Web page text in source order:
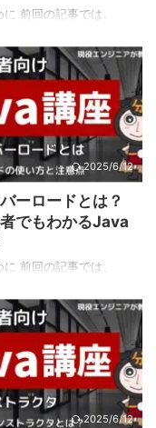
に 前回の記事では、
ついて紹介しました。
では、Javaの列挙型に
紹介します。 列挙型
）とは 列挙型とは、関
定数をひとまとめにし
ことができる型です。
は 定数とは、値が変化
ものであり、次のよう
飾子を用いて定義しま
static final String
= "Orange"; public
String GRAPE ...
2025/6/12
ーロードとは？
でもわかるJava
に 前回の記事では、
しました。 本記事で
のオーバーロードに
紹介します。 オーバー
とは オーバーロードと
じクラス内に引数の数
異なる同じ名前のメソ
2つ以上定義することで
2025/6/12